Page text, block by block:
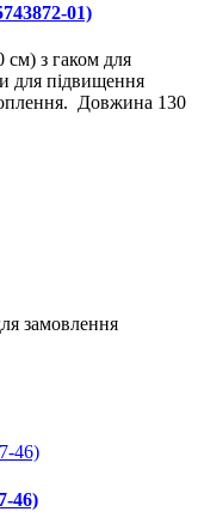
01)
см) з гаком для
для підвищення
Довжина 130
замовлення
46)